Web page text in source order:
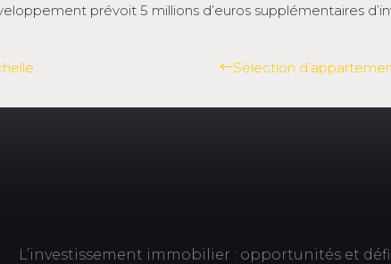
prévoit 5 millions d’euros supplémentaires
Sélection
L’investissement immobilier : opportunités et